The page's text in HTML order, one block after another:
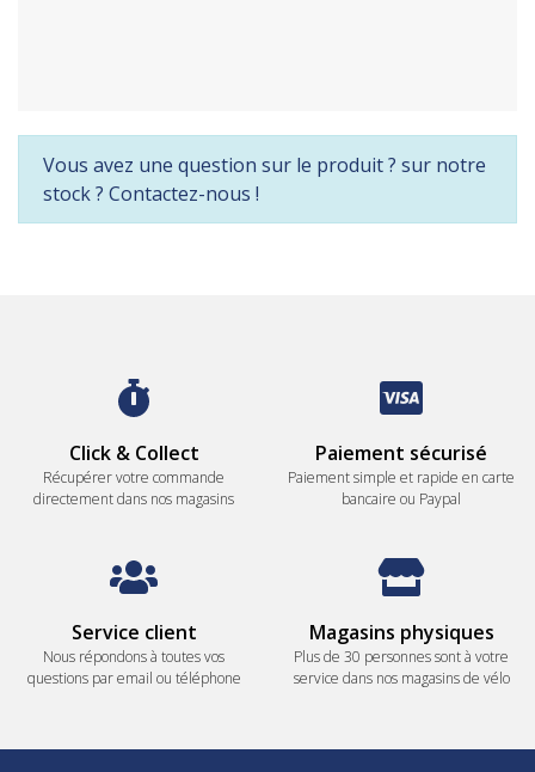
Vous avez une question sur le produit ? sur notre
stock ? Contactez-nous !
Click & Collect
Récupérer votre commande
directement dans nos magasins
Paiement sécurisé
Paiement simple et rapide en carte
bancaire ou Paypal
Service client
Nous répondons à toutes vos
questions par email ou téléphone
Magasins physiques
Plus de 30 personnes sont à votre
service dans nos magasins de vélo